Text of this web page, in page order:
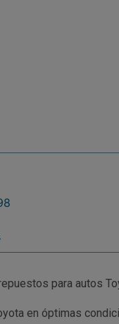
para autos
en óptimas